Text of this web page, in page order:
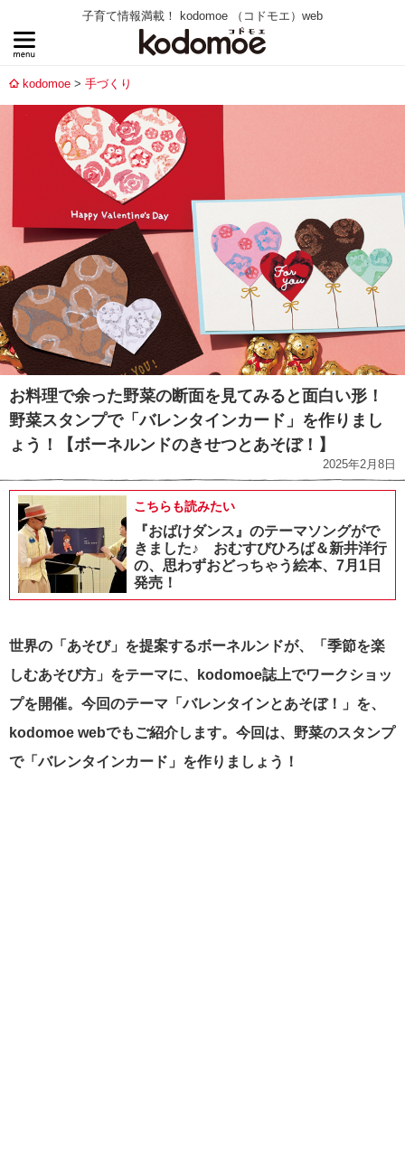
子育て情報満載！ kodomoe （コドモエ）web
kodomoe 手づくり
お料理で余った野菜の断面を見てみると面白い形！
野菜スタンプで「バレンタインカード」を作りまし
ょう！【ボーネルンドのきせつとあそぼ！】
2025年2月8日
こちらも読みたい
『おばけダンス』のテーマソングがで
きました♪ おむすびひろば＆新井洋行
の、思わずおどっちゃう絵本、7月1日
発売！
世界の「あそび」を提案するボーネルンドが、「季節を楽
しむあそび方」をテーマに、kodomoe誌上でワークショッ
プを開催。今回のテーマ「バレンタインとあそぼ！」を、
kodomoe webでもご紹介します。今回は、野菜のスタンプ
で「バレンタインカード」を作りましょう！